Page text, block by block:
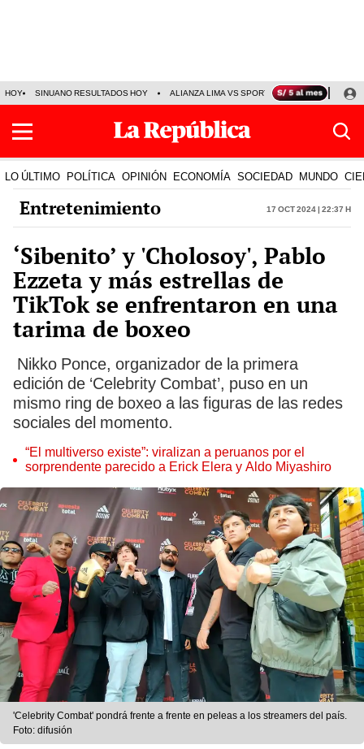
HOY SINUANO RESULTADOS HOY ALIANZA LIMA VS SPORT BOYS JORGE
LO ÚLTIMO POLÍTICA OPINIÓN ECONOMÍA SOCIEDAD MUNDO
Entretenimiento 17 Oct 2024 | 22:37 h
‘Sibenito’ y 'Cholosoy', Pablo
Ezzeta y más estrellas de
TikTok se enfrentaron en una
tarima de boxeo
Nikko Ponce, organizador de la primera
edición de ‘Celebrity Combat’, puso en un
mismo ring de boxeo a las figuras de las redes
sociales del momento.
“El multiverso existe”: viralizan a peruanos por el
sorprendente parecido a Erick Elera y Aldo Miyashiro
'Celebrity Combat' pondrá frente a frente en peleas a los streamers del país.
Foto: difusión